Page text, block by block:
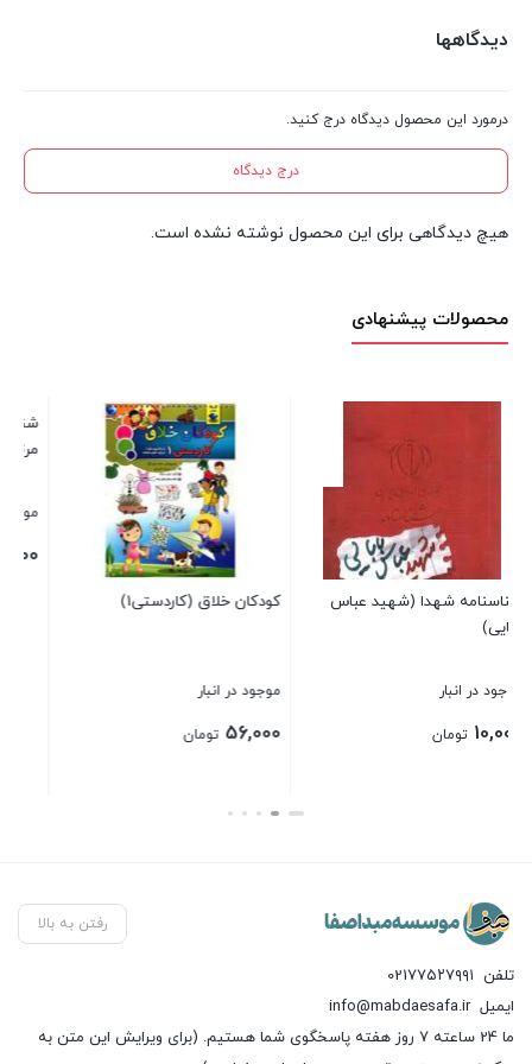
دیدگاهها
درمورد این محصول دیدگاه درج کنید.
درج دیدگاه
هیچ دیدگاهی برای این محصول نوشته نشده است.
محصولات پیشنهادی
خلاق (کاردستی1)
در انبار
تومان
شناسنامه شهدا (شهید سید
مرتضی آوینی)
موجود در انبار
تومان
فروع دین3
موجود
رفتن به بالا
تلفن 021۷۷۵۲۷۹۹۱
ایمیلinfo@mabdaesafa.ir
ما 24 ساعته 7 روز هفته پاسخگوی شما هستیم. (برای ویرایش این متن به